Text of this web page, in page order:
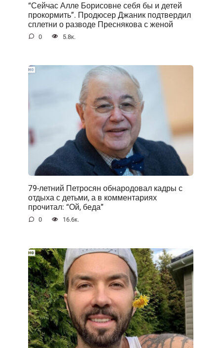
“Сейчас Алле Борисовне себя бы и детей
прокормить”. Продюсер Джаник подтвердил
сплетни о разводе Преснякова с женой
0 5.8к.
79-летний Петросян обнародовал кадры с
отдыха с детьми, а в комментариях
прочитал: “Ой, беда”
0 16.6к.